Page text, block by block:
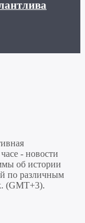
- новости
об истории
по различным
(GMT+3).